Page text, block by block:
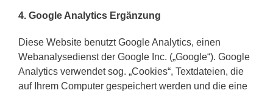
4. Google Analytics Ergänzung
Diese Website benutzt Google Analytics, einen
Webanalysedienst der Google Inc. („Google“). Google
Analytics verwendet sog. „Cookies“, Textdateien, die
auf Ihrem Computer gespeichert werden und die eine